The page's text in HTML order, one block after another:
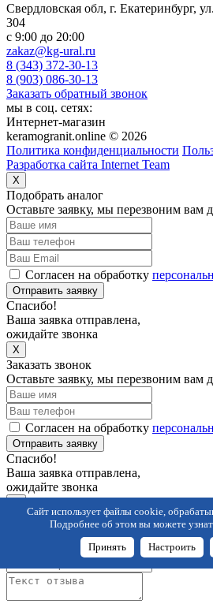
Свердловская обл, г. Екатеринбург,
304
c 9:00 до 20:00
zakaz@kg-ural.ru
8 (343) 372-30-13
8 (903) 086-30-13
Заказать обратный звонок
мы в соц. сетях:
Интернет-магазин
keramogranit.online © 2026
Политика конфиденциальности
Разработка сайта Internet Team
X
Подобрать аналог
Оставьте заявку, мы перезвоним вам
Согласен на обработку
Отправить заявку
Спасибо!
Ваша заявка отправлена,
ожидайте звонка
X
Заказать звонок
Оставьте заявку, мы перезвоним вам
Согласен на обработку
Отправить заявку
Спасибо!
Ваша заявка отправлена,
ожидайте звонка
Оставить отзыв
Оставьте заявку, мы перезвоним вам
Сайт использует файлы cookie,
Подробнее об этом вы можете
Принять Настроить